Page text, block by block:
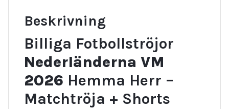
Beskrivning
Billiga Fotbollströjor
Nederländerna VM
2026 Hemma Herr –
Matchtröja + Shorts